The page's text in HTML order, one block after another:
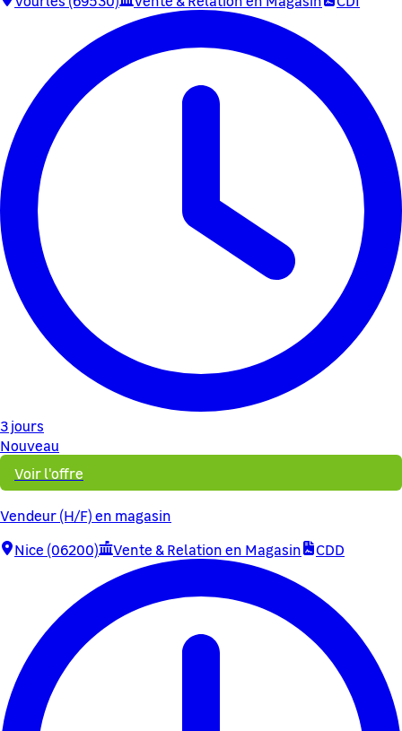
3 jours
Nouveau
Voir l'offre
Vendeur (H/F) en magasin
Nice (06200)
Vente & Relation en Magasin CDD